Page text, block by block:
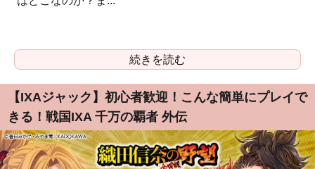
続きを読む
【IXAジャック】初心者歓迎！こんな簡単にプレイで
きる！戦国IXA 千万の覇者 外伝